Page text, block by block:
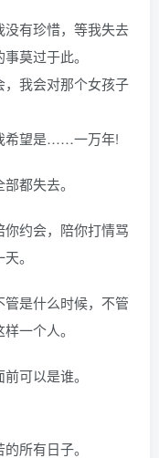
没有珍惜，等我失去
莫过于此。
我会对那个女孩子
希望是……一万年!
都失去。
约会，陪你打情骂
。
是什么时候，不管
一个人。
可以是谁。
所有日子。